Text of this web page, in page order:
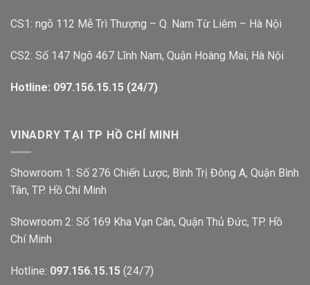
CS1: ngõ 112 Mễ Trì Thượng – Q. Nam Từ Liêm – Hà Nội
CS2: Số 147 Ngõ 467 Lĩnh Nam, Quận Hoàng Mai, Hà Nội
Hotline: 097.156.15.15 (24/7)
VINADRY TẠI TP HỒ CHÍ MINH
Showroom 1: Số 276 Chiến Lược, Bình Trị Đông A, Quận Bình
Tân, TP. Hồ Chí Minh
Showroom 2: Số 169 Kha Vạn Cân, Quận Thủ Đức, TP. Hồ
Chí Minh
Hotline: 097.156.15.15 (24/7)